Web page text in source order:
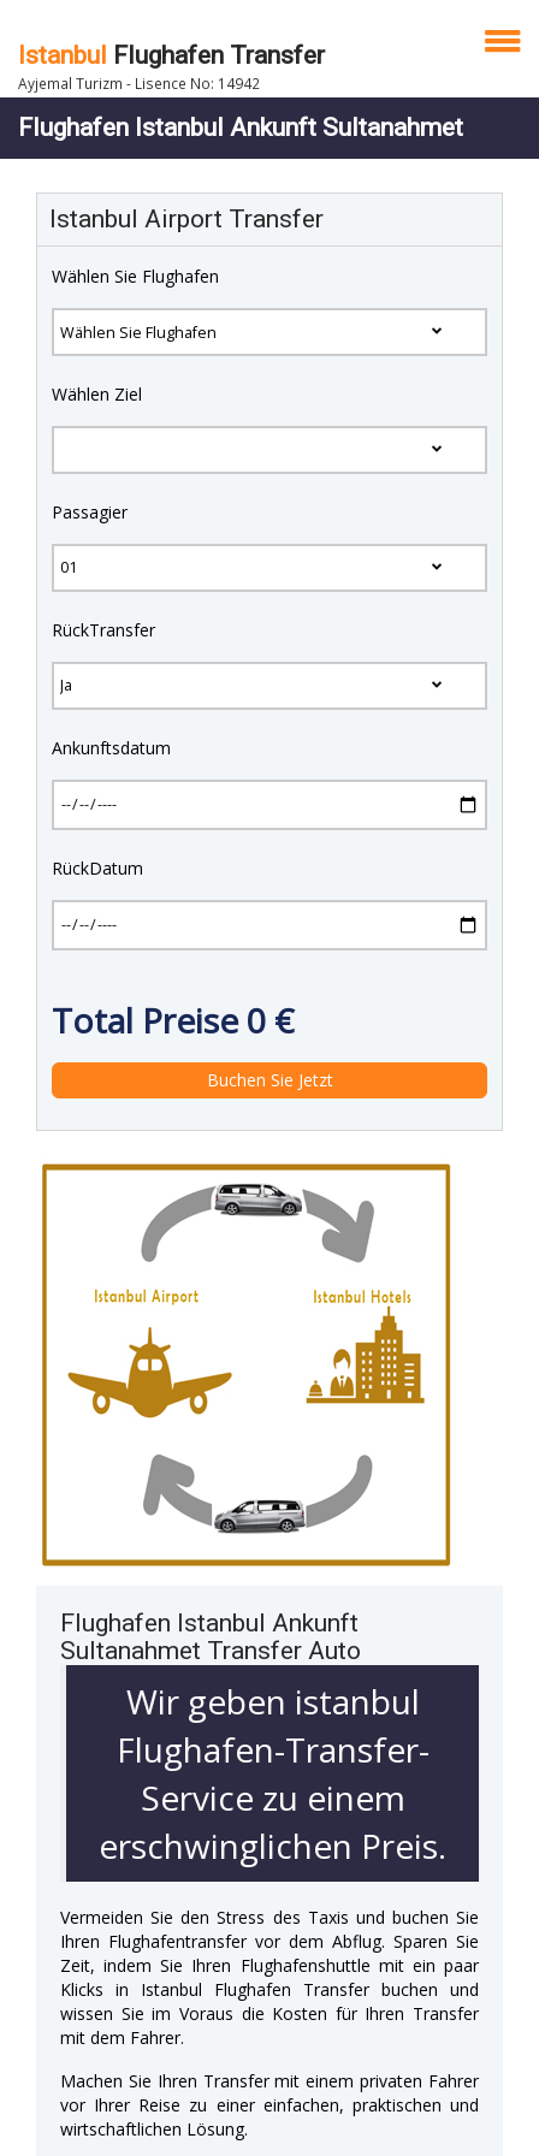
Istanbul Flughafen Transfer
Ayjemal Turizm - Lisence No: 14942
Flughafen Istanbul Ankunft Sultanahmet
Istanbul Airport Transfer
Wählen Sie Flughafen
Wählen Ziel
Passagier
RückTransfer
Ankunftsdatum
RückDatum
Total Preise0 €
Flughafen Istanbul Ankunft
Sultanahmet Transfer Auto
Wir geben istanbul
Flughafen-Transfer-
Service zu einem
erschwinglichen Preis.
Vermeiden Sie den Stress des Taxis und buchen Sie
Ihren Flughafentransfer vor dem Abflug. Sparen Sie
Zeit, indem Sie Ihren Flughafenshuttle mit ein paar
Klicks in Istanbul Flughafen Transfer buchen und
wissen Sie im Voraus die Kosten für Ihren Transfer
mit dem Fahrer.
Machen Sie Ihren Transfer mit einem privaten Fahrer
vor Ihrer Reise zu einer einfachen, praktischen und
wirtschaftlichen Lösung.